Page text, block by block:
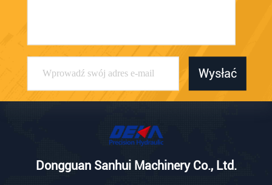
Wysłać
Dongguan Sanhui Machinery Co., Ltd.